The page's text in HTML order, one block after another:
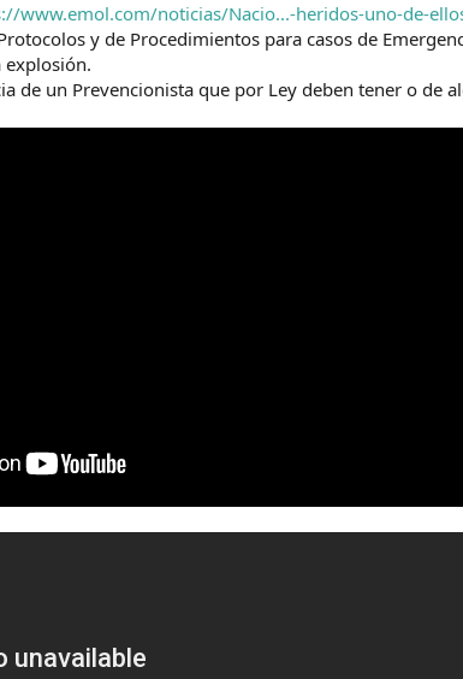
www.emol.com/noticias/Nacio...-heridos-uno-de-
y de Procedimientos para casos de
explosión.
de un Prevencionista que por Ley deben tener o de